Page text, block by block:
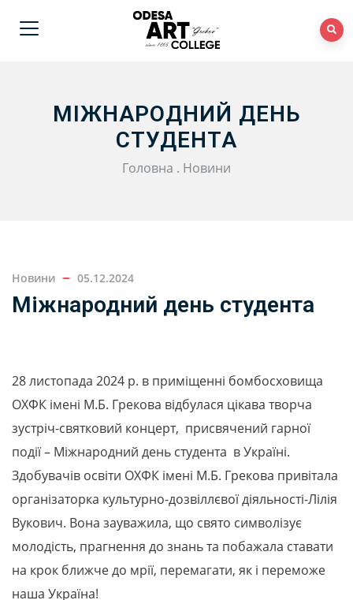
МІЖНАРОДНИЙ ДЕНЬ
СТУДЕНТА
Головна . Новини
Новини 05.12.2024
Міжнародний день студента
28 листопада 2024 р. в приміщенні бомбосховища
ОХФК імені М.Б. Грекова відбулася цікава творча
зустріч-святковий концерт, присвячений гарної
події – Міжнародний день студента в Україні.
Здобувачів освіти ОХФК імені М.Б. Грекова привітала
організаторка культурно-дозвіллєвої діяльності-Лілія
Вукович. Вона зауважила, що свято символізує
молодість, прагнення до знань та побажала ставати
на крок ближче до мрії, перемагати, як і переможе
наша Україна!